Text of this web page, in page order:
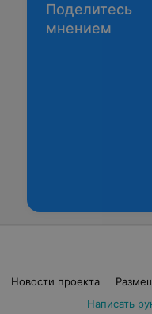
Поделитесь
мнением
Новости проекта
Написать